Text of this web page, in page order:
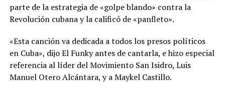
parte de la estrategia de «golpe blando» contra la
Revolución cubana y la calificó de «panfleto».
«Esta canción va dedicada a todos los presos políticos
en Cuba», dijo El Funky antes de cantarla, e hizo especial
referencia al líder del Movimiento San Isidro, Luis
Manuel Otero Alcántara, y a Maykel Castillo.